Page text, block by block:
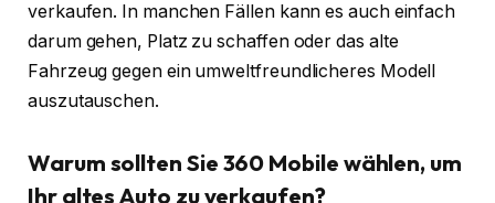
verkaufen. In manchen Fällen kann es auch einfach
darum gehen, Platz zu schaffen oder das alte
Fahrzeug gegen ein umweltfreundlicheres Modell
auszutauschen.
Warum sollten Sie 360 Mobile wählen, um
Ihr altes Auto zu verkaufen?